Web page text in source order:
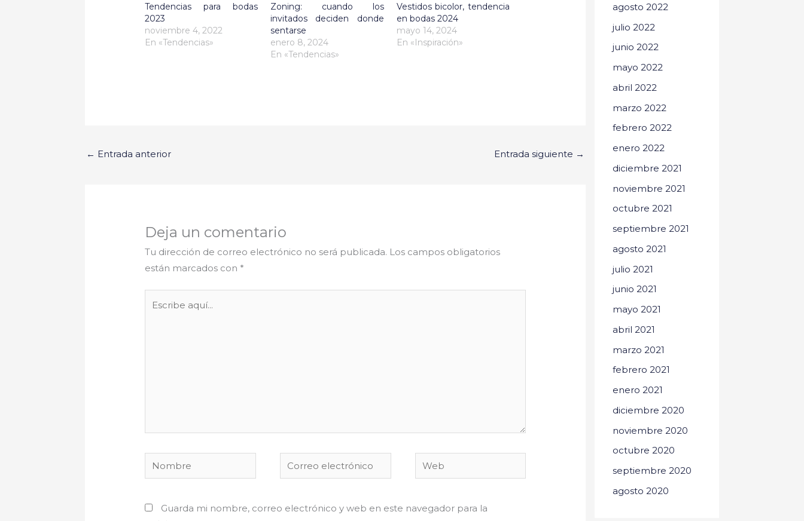
Tendencias para bodas
2023
noviembre 4, 2022
En «Tendencias»
Zoning: cuando los
invitados deciden donde
sentarse
enero 8, 2024
En «Tendencias»
Vestidos bicolor, tendencia
en bodas 2024
mayo 14, 2024
En «Inspiración»
← Entrada anterior Entrada siguiente →
Deja un comentario
Tu dirección de correo electrónico no será publicada. Los campos obligatorios
están marcados con *
Nombre
Correo
electrónico
Web
Guarda mi nombre, correo electrónico y web en este navegador para la
agosto 2022
julio 2022
junio 2022
mayo 2022
abril 2022
marzo 2022
febrero 2022
enero 2022
diciembre 2021
noviembre 2021
octubre 2021
septiembre 2021
agosto 2021
julio 2021
junio 2021
mayo 2021
abril 2021
marzo 2021
febrero 2021
enero 2021
diciembre 2020
noviembre 2020
octubre 2020
septiembre 2020
agosto 2020